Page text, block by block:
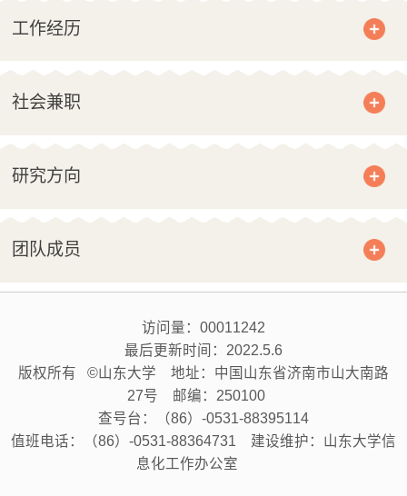
工作经历
社会兼职
研究方向
团队成员
访问量： 00011242
最后更新时间： 2022.5.6
版权所有 ©山东大学 地址：中国山东省济南市山大南路
27号 邮编：250100
查号台：（86）-0531-88395114
值班电话：（86）-0531-88364731 建设维护：山东大学信
息化工作办公室